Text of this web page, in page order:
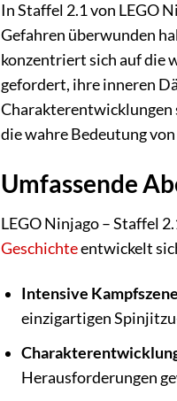
In Staffel 2.1 von LEGO
Gefahren überwunden
konzentriert sich auf die
gefordert, ihre inneren
Charakterentwicklungen
die wahre Bedeutung
Umfassende
LEGO Ninjago – Staffel
Geschichteentwickelt
Intensive
einzigartigen
Herausforderungen